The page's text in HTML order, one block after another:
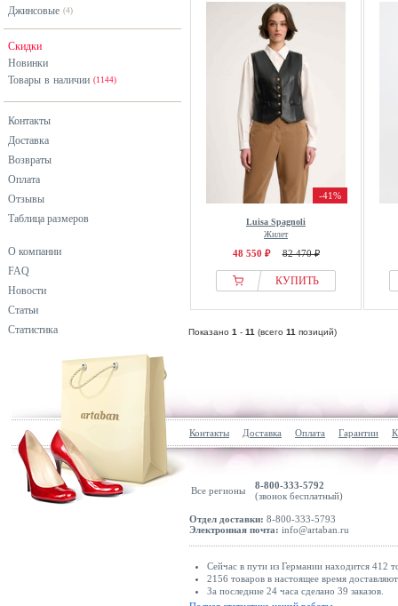
Джинсовые (4)
Скидки
Новинки
Товары в наличии (1144)
Контакты
Доставка
Возвраты
Оплата
Отзывы
Таблица размеров
О компании
FAQ
Новости
Статьи
Статистика
-41%
Luisa Spagnoli
Жилет
48 550 ₽ 82 470 ₽
КУПИТЬ
Показано 1 - 11 (всего 11 позиций)
Контакты Доставка Оплата Гарантии
Все регионы
8-800-333-5792
(звонок бесплатный)
Отдел доставки: 8-800-333-5793
Электронная почта: info@artaban.ru
Сейчас в пути из Германии находится 412
2156 товаров в настоящее время
За последние 24 часа сделано 39 заказов.